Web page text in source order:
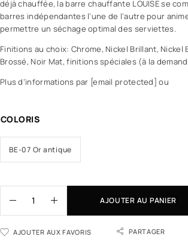
déjà chauffée, la barre chauffante LOUISE se
barres indépendantes l’une de l’autre pour
permettre un séchage optimal des serviettes.
Finitions au choix: Chrome, Nickel Brillant, Nickel
Brossé, Noir Mat, finitions spéciales (à la
Plus d’informations par [email protected] ou
COLORIS
BE-07 Or antique
AJOUTER AU PANIER
AJOUTER AUX FAVORIS PARTAGER